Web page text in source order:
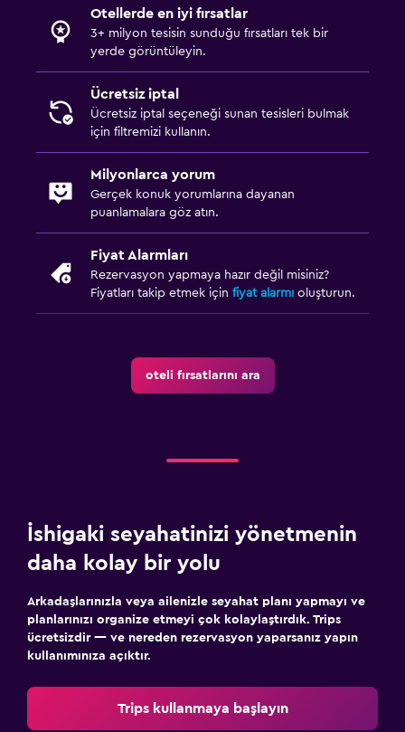
Otellerde en iyi fırsatlar
3+ milyon tesisin sunduğu fırsatları tek bir
yerde görüntüleyin.
Ücretsiz iptal
Ücretsiz iptal seçeneği sunan tesisleri bulmak
için filtremizi kullanın.
Milyonlarca yorum
Gerçek konuk yorumlarına dayanan
puanlamalara göz atın.
Fiyat Alarmları
Rezervasyon yapmaya hazır değil misiniz?
Fiyatları takip etmek için fiyat alarmı oluşturun.
oteli fırsatlarını ara
İshigaki seyahatinizi yönetmenin
daha kolay bir yolu
Arkadaşlarınızla veya ailenizle seyahat planı yapmayı ve
planlarınızı organize etmeyi çok kolaylaştırdık. Trips
ücretsizdir — ve nereden rezervasyon yaparsanız yapın
kullanımınıza açıktır.
Trips kullanmaya başlayın